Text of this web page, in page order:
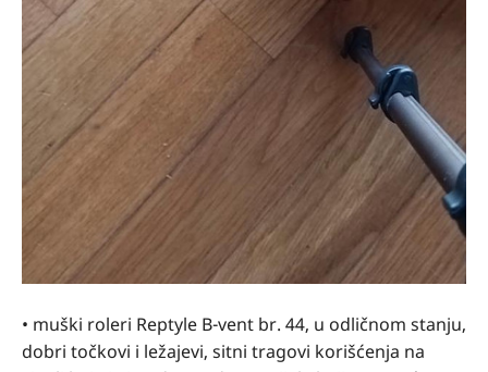
• muški roleri Reptyle B-vent br. 44, u odličnom stanju,
dobri točkovi i ležajevi, sitni tragovi korišćenja na